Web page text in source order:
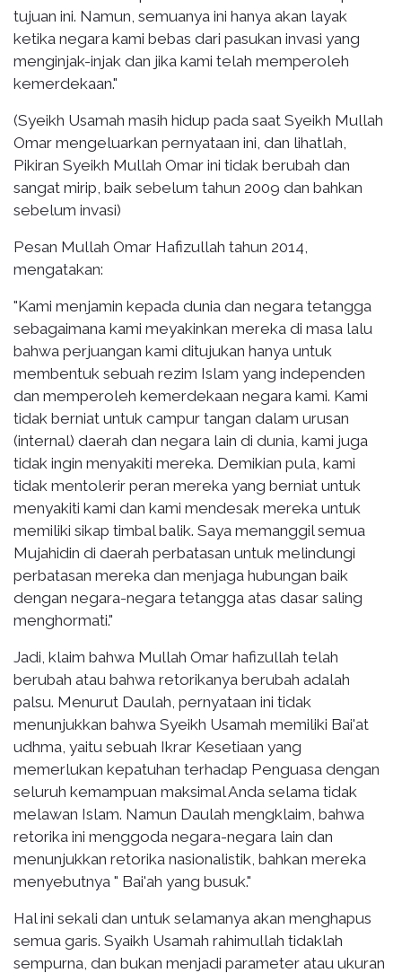
tujuan ini. Namun, semuanya ini hanya akan layak
ketika negara kami bebas dari pasukan invasi yang
menginjak-injak dan jika kami telah memperoleh
kemerdekaan."
(Syeikh Usamah masih hidup pada saat Syeikh Mullah
Omar mengeluarkan pernyataan ini, dan lihatlah,
Pikiran Syeikh Mullah Omar ini tidak berubah dan
sangat mirip, baik sebelum tahun 2009 dan bahkan
sebelum invasi)
Pesan Mullah Omar Hafizullah tahun 2014,
mengatakan:
"Kami menjamin kepada dunia dan negara tetangga
sebagaimana kami meyakinkan mereka di masa lalu
bahwa perjuangan kami ditujukan hanya untuk
membentuk sebuah rezim Islam yang independen
dan memperoleh kemerdekaan negara kami. Kami
tidak berniat untuk campur tangan dalam urusan
(internal) daerah dan negara lain di dunia, kami juga
tidak ingin menyakiti mereka. Demikian pula, kami
tidak mentolerir peran mereka yang berniat untuk
menyakiti kami dan kami mendesak mereka untuk
memiliki sikap timbal balik. Saya memanggil semua
Mujahidin di daerah perbatasan untuk melindungi
perbatasan mereka dan menjaga hubungan baik
dengan negara-negara tetangga atas dasar saling
menghormati."
Jadi, klaim bahwa Mullah Omar hafizullah telah
berubah atau bahwa retorikanya berubah adalah
palsu. Menurut Daulah, pernyataan ini tidak
menunjukkan bahwa Syeikh Usamah memiliki Bai'at
udhma, yaitu sebuah Ikrar Kesetiaan yang
memerlukan kepatuhan terhadap Penguasa dengan
seluruh kemampuan maksimal Anda selama tidak
melawan Islam. Namun Daulah mengklaim, bahwa
retorika ini menggoda negara-negara lain dan
menunjukkan retorika nasionalistik, bahkan mereka
menyebutnya " Bai'ah yang busuk."
Hal ini sekali dan untuk selamanya akan menghapus
semua garis. Syaikh Usamah rahimullah tidaklah
sempurna, dan bukan menjadi parameter atau ukuran